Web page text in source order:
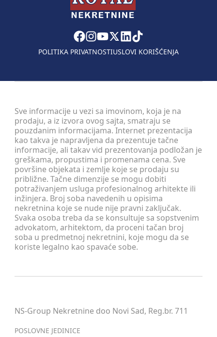
POLITIKA PRIVATNOSTIUSLOVI KORIŠĆENJA
Sve informacije u vezi sa imovinom, koja je na
prodaju, a iz izvora ovog sajta, smatraju se
pouzdanim informacijama. Internet prezentacija
kao takva je napravljena da prezentuje tačne
informacije, ali takav vid prezentovanja podložan je
greškama, propustima i promenama cena. Sve
površine objekata i zemlje koje se prodaju su
približne. Tačne dimenzije se mogu dobiti
potraživanjem usluga profesionalnog arhitekte ili
inžinjera. Broj soba navedenih u opisima
nekretnina koje se nude nije pravni zaključak.
Svaka osoba treba da se konsultuje sa sopstvenim
advokatom, arhitektom, da proceni tačan broj
soba u predmetnoj nekretnini, koje mogu da se
koriste legalno kao spavaće sobe.
NS-Group Nekretnine doo Novi Sad, Reg.br. 711
POSLOVNE JEDINICE